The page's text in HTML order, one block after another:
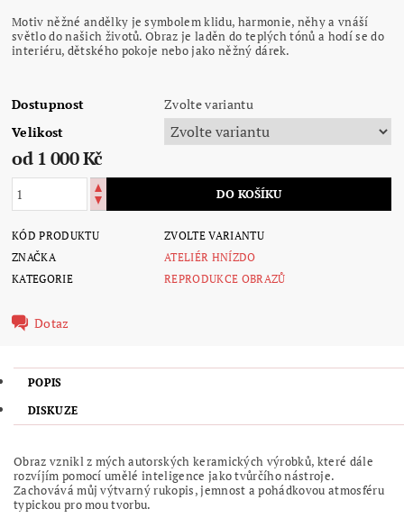
Motiv něžné andělky je symbolem klidu, harmonie, něhy a vnáší
světlo do našich životů. Obraz je laděn do teplých tónů a hodí se do
interiéru, dětského pokoje nebo jako něžný dárek.
Dostupnost
Zvolte variantu
Velikost
od 1 000 Kč
KÓD PRODUKTU
ZVOLTE VARIANTU
ZNAČKA
ATELIÉR HNÍZDO
KATEGORIE
REPRODUKCE OBRAZŮ
Dotaz
POPIS
DISKUZE
Obraz vznikl z mých autorských keramických výrobků, které dále
rozvíjím pomocí umělé inteligence jako tvůrčího nástroje.
Zachovává můj výtvarný rukopis, jemnost a pohádkovou atmosféru
typickou pro mou tvorbu.